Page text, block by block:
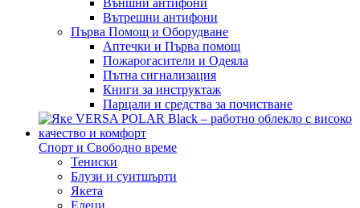
Вътрешни антифони
Първа Помощ и Оборудване
Аптечки и Първа помощ
Пожарогасители и Одеяла
Пътна сигнализация
Книги за инструктаж
Парцали и средства за почистване
Спорт и Свободно време
Тениски
Блузи и суитшърти
Якета
Елеци